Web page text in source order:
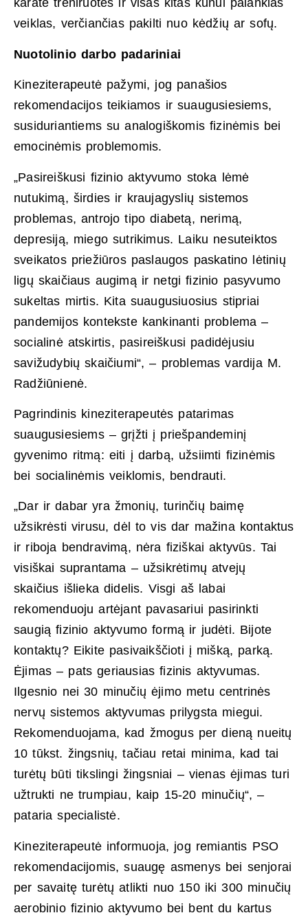
karate treniruotes ir visas kitas kūnui palankias
veiklas, verčiančias pakilti nuo kėdžių ar sofų.
Nuotolinio darbo padariniai
Kineziterapeutė pažymi, jog panašios
rekomendacijos teikiamos ir suaugusiesiems,
susiduriantiems su analogiškomis fizinėmis bei
emocinėmis problemomis.
„Pasireiškusi fizinio aktyvumo stoka lėmė
nutukimą, širdies ir kraujagyslių sistemos
problemas, antrojo tipo diabetą, nerimą,
depresiją, miego sutrikimus. Laiku nesuteiktos
sveikatos priežiūros paslaugos paskatino lėtinių
ligų skaičiaus augimą ir netgi fizinio pasyvumo
sukeltas mirtis. Kita suaugusiuosius stipriai
pandemijos kontekste kankinanti problema –
socialinė atskirtis, pasireiškusi padidėjusiu
savižudybių skaičiumi“, – problemas vardija M.
Radžiūnienė.
Pagrindinis kineziterapeutės patarimas
suaugusiesiems – grįžti į priešpandeminį
gyvenimo ritmą: eiti į darbą, užsiimti fizinėmis
bei socialinėmis veiklomis, bendrauti.
„Dar ir dabar yra žmonių, turinčių baimę
užsikrėsti virusu, dėl to vis dar mažina kontaktus
ir riboja bendravimą, nėra fiziškai aktyvūs. Tai
visiškai suprantama – užsikrėtimų atvejų
skaičius išlieka didelis. Visgi aš labai
rekomenduoju artėjant pavasariui pasirinkti
saugią fizinio aktyvumo formą ir judėti. Bijote
kontaktų? Eikite pasivaikščioti į mišką, parką.
Ėjimas – pats geriausias fizinis aktyvumas.
Ilgesnio nei 30 minučių ėjimo metu centrinės
nervų sistemos aktyvumas prilygsta miegui.
Rekomenduojama, kad žmogus per dieną nueitų
10 tūkst. žingsnių, tačiau retai minima, kad tai
turėtų būti tikslingi žingsniai – vienas ėjimas turi
užtrukti ne trumpiau, kaip 15-20 minučių“, –
pataria specialistė.
Kineziterapeutė informuoja, jog remiantis PSO
rekomendacijomis, suaugę asmenys bei senjorai
per savaitę turėtų atlikti nuo 150 iki 300 minučių
aerobinio fizinio aktyvumo bei bent du kartus